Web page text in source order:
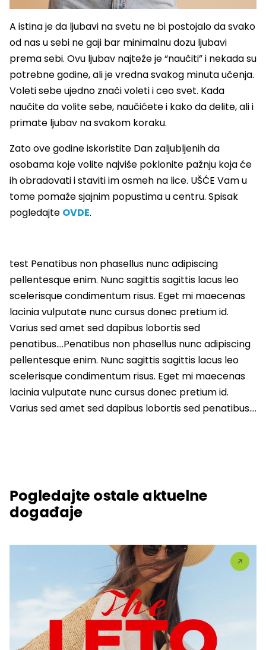
A istina je da ljubavi na svetu ne bi postojalo da svako
od nas u sebi ne gaji bar minimalnu dozu ljubavi
prema sebi. Ovu ljubav najteže je “naučiti” i nekada su
potrebne godine, ali je vredna svakog minuta učenja.
Voleti sebe ujedno znači voleti i ceo svet. Kada
naučite da volite sebe, naučićete i kako da delite, ali i
primate ljubav na svakom koraku.
Zato ove godine iskoristite Dan zaljubljenih da
osobama koje volite najviše poklonite pažnju koja će
ih obradovati i staviti im osmeh na lice. UŠĆE Vam u
tome pomaže sjajnim popustima u centru. Spisak
pogledajte OVDE.
test Penatibus non phasellus nunc adipiscing
pellentesque enim. Nunc sagittis sagittis lacus leo
scelerisque condimentum risus. Eget mi maecenas
lacinia vulputate nunc cursus donec pretium id.
Varius sed amet sed dapibus lobortis sed
penatibus….Penatibus non phasellus nunc adipiscing
pellentesque enim. Nunc sagittis sagittis lacus leo
scelerisque condimentum risus. Eget mi maecenas
lacinia vulputate nunc cursus donec pretium id.
Varius sed amet sed dapibus lobortis sed penatibus….
Pogledajte ostale aktuelne
događaje